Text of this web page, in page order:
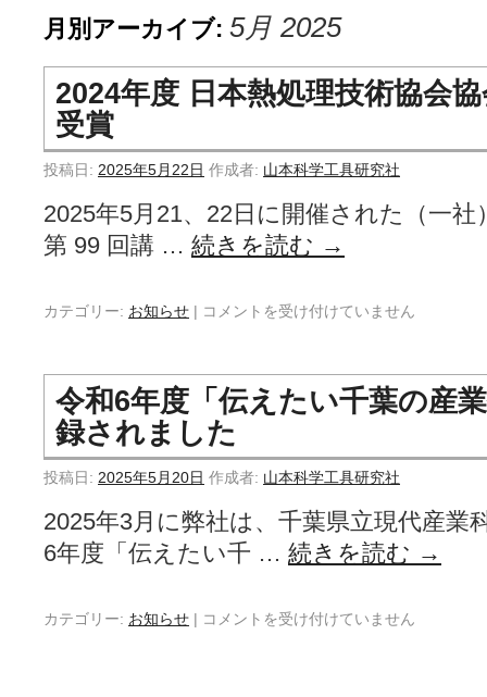
月別アーカイブ: 5月 2025
2024年度 日本熱処理技術協会
受賞
投稿日: 2025年5月22日 作成者: 山本科学工具研究社
2025年5月21、22日に開催された（一社
第 99 回講 … 続きを読む →
カテゴリー: お知らせ | コメントを受け付けていません
令和6年度「伝えたい千葉の産
録されました
投稿日: 2025年5月20日 作成者: 山本科学工具研究社
2025年3月に弊社は、千葉県立現代産業
6年度「伝えたい千 … 続きを読む →
カテゴリー: お知らせ | コメントを受け付けていません